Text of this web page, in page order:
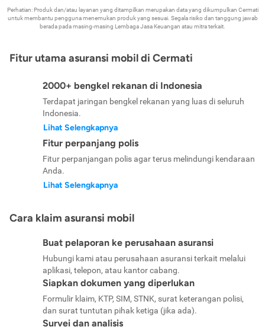
Perhatian: Produk dan/atau layanan yang ditampilkan merupakan data yang dikumpulkan Cermati
untuk membantu pengguna menemukan produk yang sesuai. Segala risiko dan tanggung jawab
berada pada masing-masing Lembaga Jasa Keuangan atau mitra terkait.
Fitur utama asuransi mobil di Cermati
2000+ bengkel rekanan di Indonesia
Terdapat jaringan bengkel rekanan yang luas di seluruh
Indonesia.
Lihat Selengkapnya
Fitur perpanjang polis
Fitur perpanjangan polis agar terus melindungi kendaraan
Anda.
Lihat Selengkapnya
Cara klaim asuransi mobil
Buat pelaporan ke perusahaan asuransi
Hubungi kami atau perusahaan asuransi terkait melalui
aplikasi, telepon, atau kantor cabang.
Siapkan dokumen yang diperlukan
Formulir klaim, KTP, SIM, STNK, surat keterangan polisi,
dan surat tuntutan pihak ketiga (jika ada).
Survei dan analisis